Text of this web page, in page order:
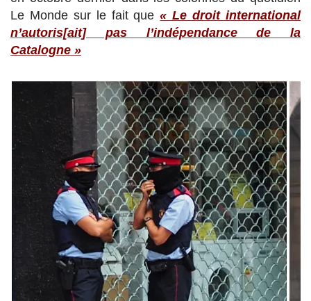
Le Monde sur le fait que « Le droit international
n’autoris[ait] pas l’indépendance de la
Catalogne »